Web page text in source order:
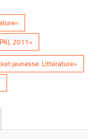
2011»
jeunesse. Littérature»